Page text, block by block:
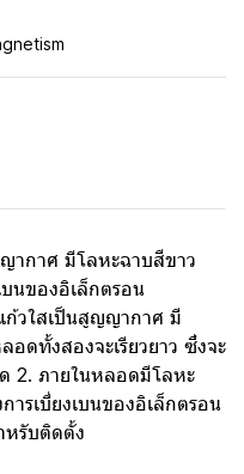
ากาศ มีโลหะฉาบสีขาว
นของอิเล็กตรอน
วใสเป็นสูญญากาศ มี
ดทั้งสองจะเรียวยาว ซึ่งจะ
2. ภายในหลอดมีโลหะ
รเบี่ยงเบนของอิเล็กตรอน
หรับติดตั้ง